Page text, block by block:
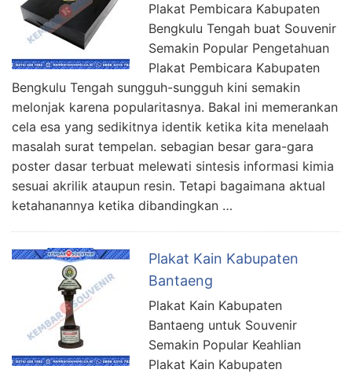
Plakat Pembicara Kabupaten
Bengkulu Tengah buat Souvenir
Semakin Popular Pengetahuan
Plakat Pembicara Kabupaten
Bengkulu Tengah sungguh-sungguh kini semakin
melonjak karena popularitasnya. Bakal ini memerankan
cela esa yang sedikitnya identik ketika kita menelaah
masalah surat tempelan. sebagian besar gara-gara
poster dasar terbuat melewati sintesis informasi kimia
sesuai akrilik ataupun resin. Tetapi bagaimana aktual
ketahanannya ketika dibandingkan …
Plakat Kain Kabupaten
Bantaeng
Plakat Kain Kabupaten
Bantaeng untuk Souvenir
Semakin Popular Keahlian
Plakat Kain Kabupaten